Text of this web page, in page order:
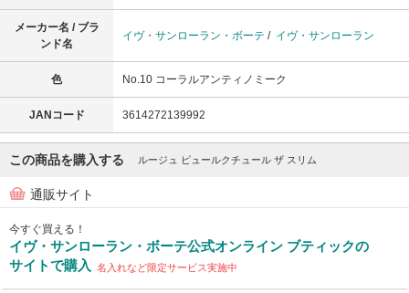
メーカー名 / ブラ
ンド名
イヴ・サンローラン・ボーテ / イヴ・サンローラン
色 No.10 コーラルアンティノミーク
JANコード 3614272139992
この商品を購入する ルージュ ピュールクチュール ザ スリム
通販サイト
今すぐ買える！
イヴ・サンローラン・ボーテ公式オンライン ブティックの
サイトで購入
名入れなど限定サービス実施中